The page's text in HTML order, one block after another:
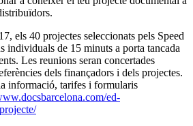
els 40 projectes seleccionats pels Speed
individuals de 15 minuts a porta tancada
Les reunions seran concertades
dels finançadors i dels projectes.
informació, tarifes i formularis
ed-